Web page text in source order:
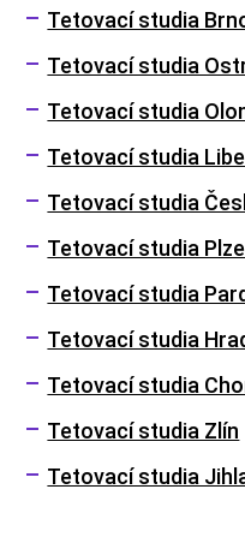
Tetovací studia
Tetovací studia
Tetovací studia
Tetovací studia
Tetovací studia
Tetovací studia
Tetovací studia
Tetovací studia
Tetovací studia
Tetovací studia Zlín
Tetovací studia